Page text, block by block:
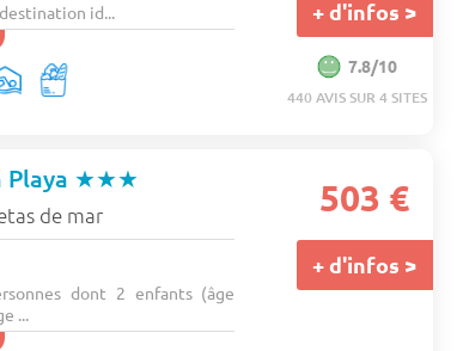
id...
+ d'infos >
7.8/10
440 AVIS SUR 4 SITES
★★★
de mar
dont 2 enfants (âge
...
503 €
+ d'infos >